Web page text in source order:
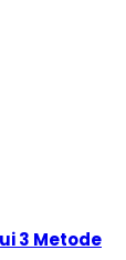
3 Metode